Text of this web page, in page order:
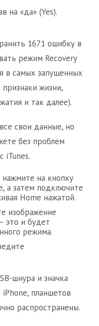
на «да» (Yes).
1671 ошибку в
режим Recovery
в самых запущенных
жизни,
и так далее).
свои данные, но
без проблем
iTunes.
на кнопку
а затем подключите
Home нажатой.
изображение
это и будет
режима.
шнура и значка
планшетов
распространены.